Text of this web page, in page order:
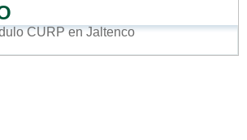
CURP en Jaltenco